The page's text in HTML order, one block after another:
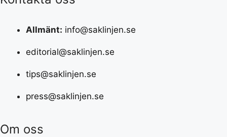
Allmänt: info@saklinjen.se
editorial@saklinjen.se
tips@saklinjen.se
press@saklinjen.se
Om oss